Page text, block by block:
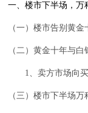
一、楼市下半场，万
（一）楼市告别黄金
（二）黄金十年与白
1、卖方市场向
（三）楼市下半场万